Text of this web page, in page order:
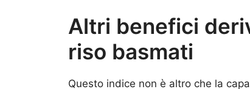
Altri benefici
riso basmati
Questo indice non è altro che la